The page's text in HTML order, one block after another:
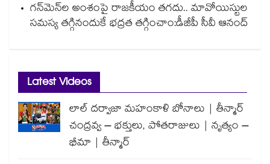
గన్⁭మెన్⁭ల అంశంపై రాజకీయం తగదు.. మావోయిస్టుల
సమస్య తగ్గినందుకే భద్రత తగ్గించాం:డీజీపీ సీవీ ఆనంద్
Latest Videos
లాల్ దర్వాజా మహంకాళి బోనాలు | తీన్మార్
చంద్రవ్వ – భక్తులు, పోతరాజులు | నృత్యం –
భీమా | తీన్మార్